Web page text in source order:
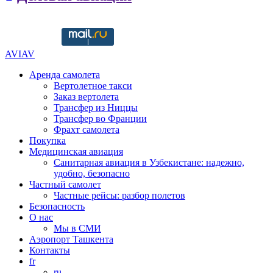
AVIAV
Аренда самолета
Вертолетное такси
Заказ вертолета
Трансфер из Ниццы
Трансфер во Франции
Фрахт самолета
Покупка
Медицинская авиация
Санитарная авиация в Узбекистане: надежно,
удобно, безопасно
Частный самолет
Частные рейсы: разбор полетов
Безопасность
О нас
Мы в СМИ
Аэропорт Ташкента
Контакты
fr